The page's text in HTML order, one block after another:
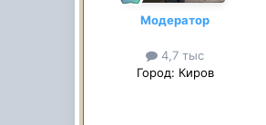
Модератор
4,7 тыс
Город: Киров